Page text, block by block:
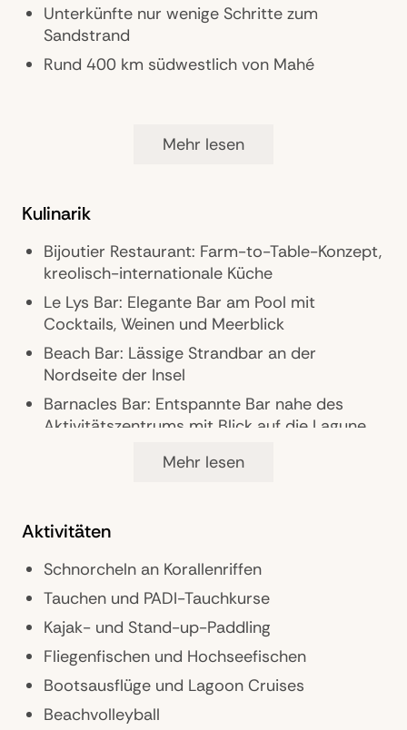
Unterkünfte nur wenige Schritte zum
Sandstrand
Rund 400 km südwestlich von Mahé
Villen
Pools: 1
Restaurants/Bars: 1 Restaurant, 3 Bars
Exklusive Privatinsel mit direkter Strandlage,
außergewöhnlicher Unterwasserwelt und
erstklassigen Möglichkeiten zum Tauchen,
Schnorcheln und Fliegenfischen.
Gästebetreuung: Concierge-Service,
persönliche Betreuung vor Ort
Mehr lesen
Kulinarik
Bijoutier Restaurant: Farm-to-Table-Konzept,
kreolisch-internationale Küche
Le Lys Bar: Elegante Bar am Pool mit
Cocktails, Weinen und Meerblick
Beach Bar: Lässige Strandbar an der
Nordseite der Insel
Barnacles Bar: Entspannte Bar nahe des
Aktivitätszentrums mit Blick auf die Lagune
Kleiner Spa-Bereich mit Massagen und
Anwendungen mit natürlichen
Pflegeprodukten
Yoga und Stretching in tropischer Umgebung
Fitnessraum mit modernen Geräten
Jogging- und Spaziermöglichkeiten am
Strand
Mehr lesen
Aktivitäten
Schnorcheln an Korallenriffen
Tauchen und PADI-Tauchkurse
Kajak- und Stand-up-Paddling
Fliegenfischen und Hochseefischen
Bootsausflüge und Lagoon Cruises
Beachvolleyball